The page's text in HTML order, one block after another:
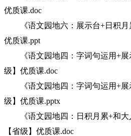
优质课.doc
《语文园地六：展示台+日积月
优质课.ppt
《语文园地四：字词句运用+展
级】优质课.doc
《语文园地四：字词句运用+展
级】优质课.pptx
《语文园地四：日积月累+和大
【省级】优质课.doc